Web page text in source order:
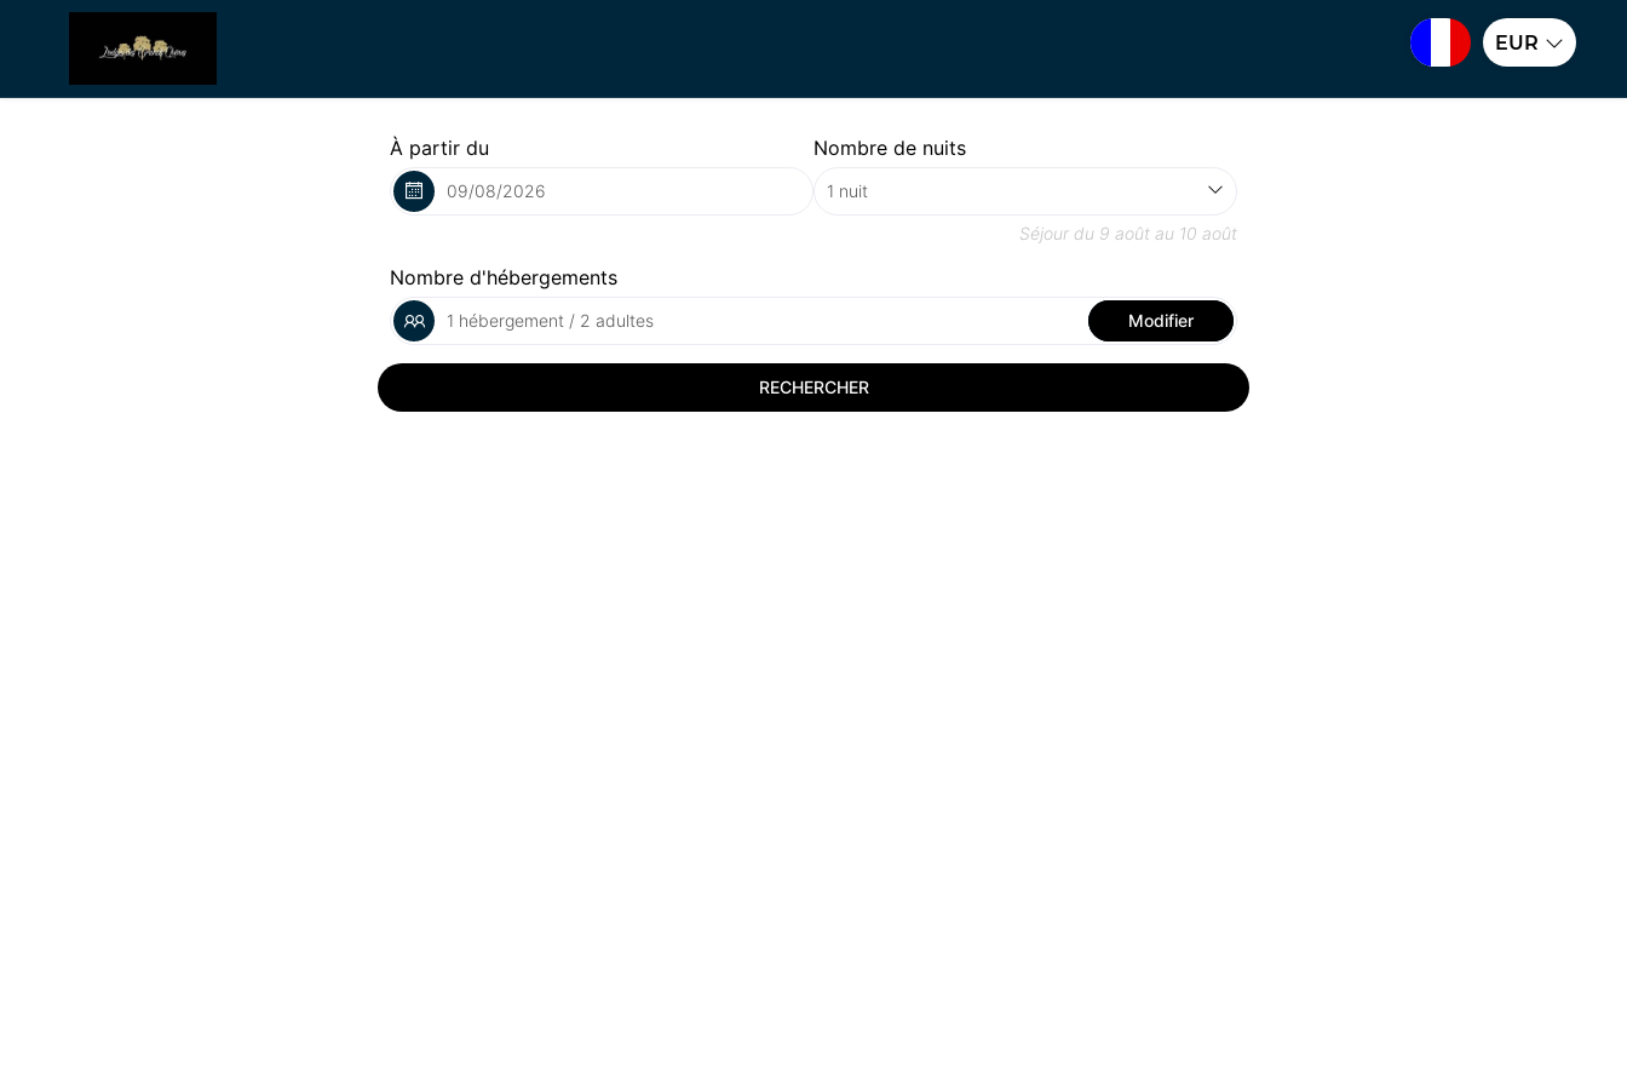
EUR
À partir du Nombre de nuits
Séjour du 9 août au 10 août
Nombre d'hébergements
1 hébergement / 2 adultes Modifier